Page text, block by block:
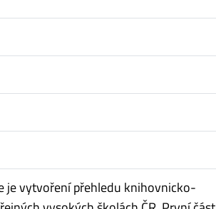
je vytvoření přehledu knihovnicko-